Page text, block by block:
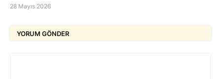
28 Mayıs 2026
YORUM GÖNDER